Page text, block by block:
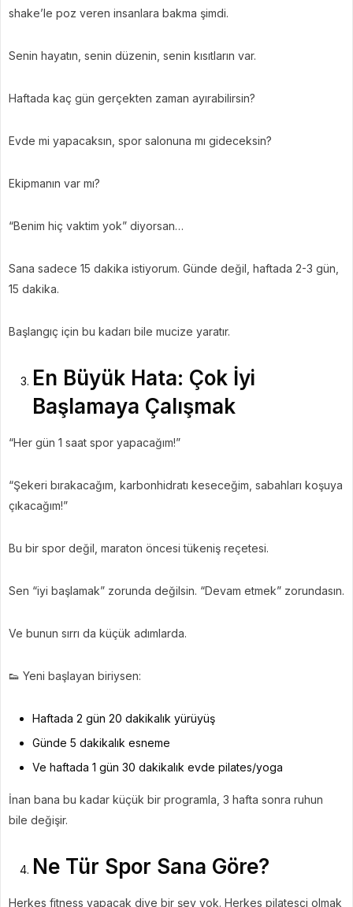
shake’le poz veren insanlara bakma şimdi.
Senin hayatın, senin düzenin, senin kısıtların var.
Haftada kaç gün gerçekten zaman ayırabilirsin?
Evde mi yapacaksın, spor salonuna mı gideceksin?
Ekipmanın var mı?
“Benim hiç vaktim yok” diyorsan…
Sana sadece 15 dakika istiyorum. Günde değil, haftada 2-3 gün,
15 dakika.
Başlangıç için bu kadarı bile mucize yaratır.
En Büyük Hata: Çok İyi
Başlamaya Çalışmak
“Her gün 1 saat spor yapacağım!”
“Şekeri bırakacağım, karbonhidratı keseceğim, sabahları koşuya
çıkacağım!”
Bu bir spor değil, maraton öncesi tükeniş reçetesi.
Sen “iyi başlamak” zorunda değilsin. “Devam etmek” zorundasın.
Ve bunun sırrı da küçük adımlarda.
👟 Yeni başlayan biriysen:
Haftada 2 gün 20 dakikalık yürüyüş
Günde 5 dakikalık esneme
Ve haftada 1 gün 30 dakikalık evde pilates/yoga
İnan bana bu kadar küçük bir programla, 3 hafta sonra ruhun
bile değişir.
Ne Tür Spor Sana Göre?
Herkes fitness yapacak diye bir şey yok. Herkes pilatesçi olmak